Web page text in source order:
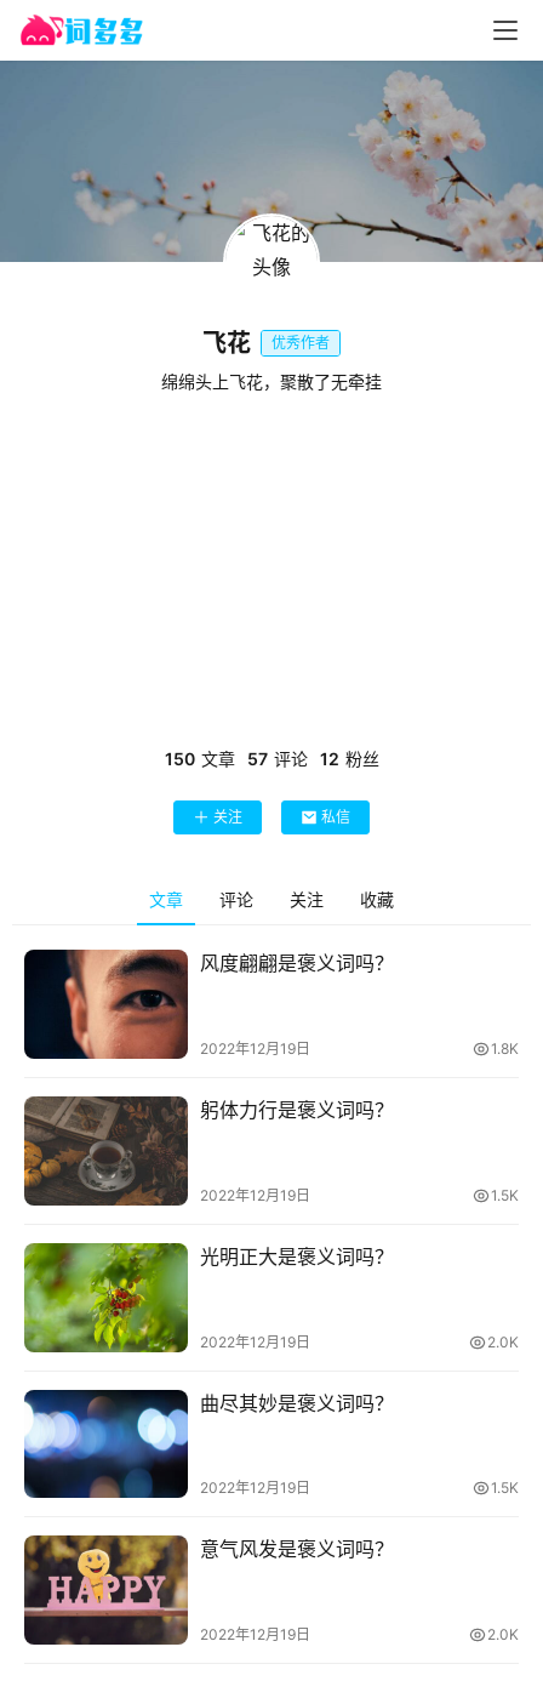
页
好
词
飞花 优秀作者
绵绵头上飞花，聚散了无牵挂
150 文章 57 评论 12 粉丝
关注 私信
文章 评论 关注 收藏
风度翩翩是褒义词吗？
2022年12月19日 1.8K
躬体力行是褒义词吗？
2022年12月19日 1.5K
光明正大是褒义词吗？
2022年12月19日 2.0K
曲尽其妙是褒义词吗？
2022年12月19日 1.5K
意气风发是褒义词吗？
2022年12月19日 2.0K